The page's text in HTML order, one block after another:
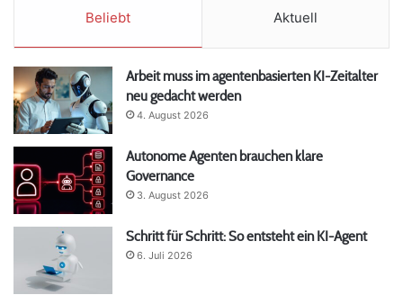
Beliebt Aktuell
Arbeit muss im agentenbasierten KI-Zeitalter
neu gedacht werden
4. August 2026
Autonome Agenten brauchen klare
Governance
3. August 2026
Schritt für Schritt: So entsteht ein KI-Agent
6. Juli 2026